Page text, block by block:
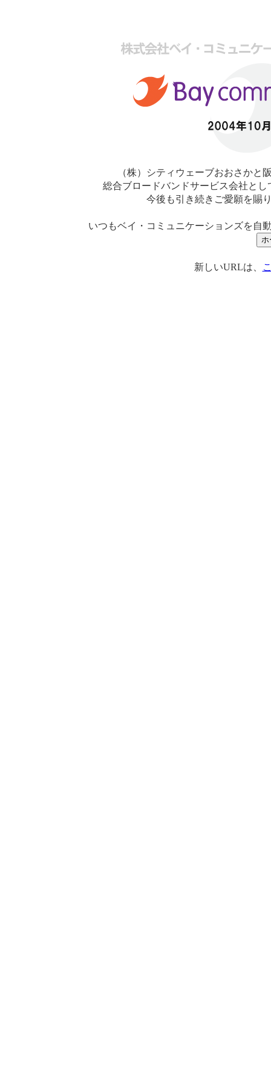
（株）シティウェーブおおさかと
総合ブロードバンドサービス会社と
今後も引き続きご愛願を賜
いつもベイ・コミュニケーションズを自
新しいURLは、